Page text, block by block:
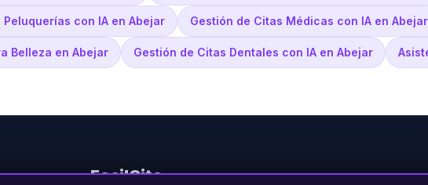
con IA en Abejar Gestión de Citas Médicas con IA en Abejar
Belleza en Abejar Gestión de Citas Dentales con IA en Abejar
FacilCita